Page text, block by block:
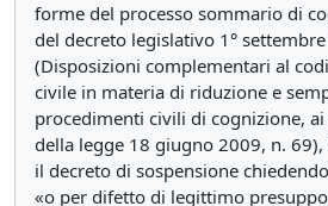
forme del processo sommario di
del decreto legislativo 1°
(Disposizioni complementari al
civile in materia di riduzione e
procedimenti civili di cognizione, ai
della legge 18 giugno 2009, n.
il decreto di sospensione
«o per difetto di legittimo